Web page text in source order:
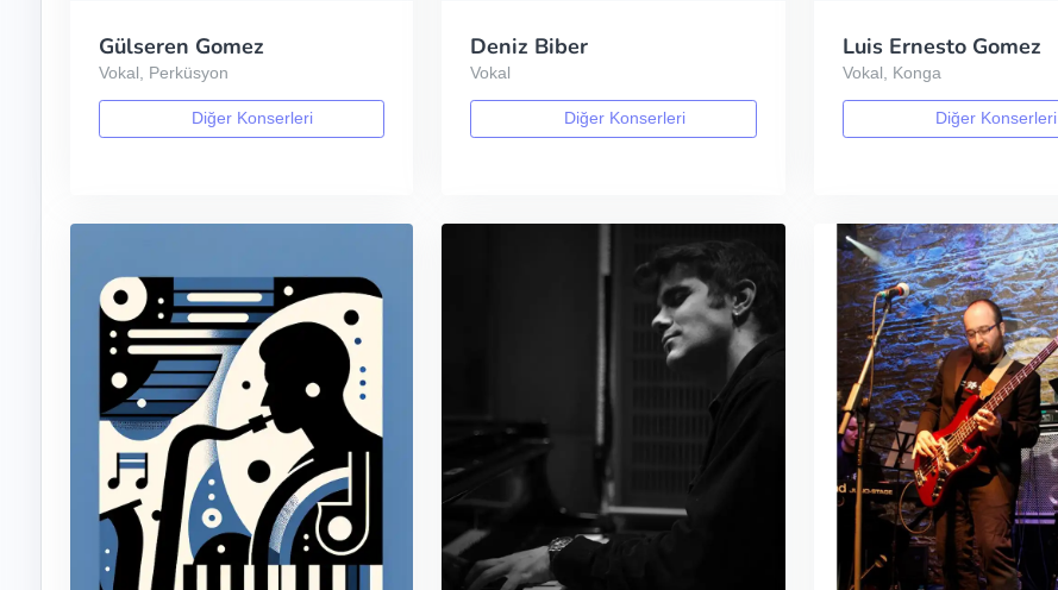
Gülseren Gomez
Vokal, Perküsyon
Diğer Konserleri
Deniz Biber
Vokal
Diğer Konserleri
Luis Ernesto Gomez
Vokal, Konga
Diğer Konserleri